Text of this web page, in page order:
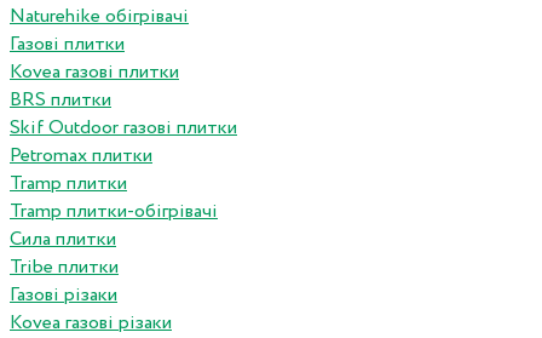
Naturehike обігрівачі
Газові плитки
Kovea газові плитки
BRS плитки
Skif Outdoor газові плитки
Petromax плитки
Tramp плитки
Tramp плитки-обігрівачі
Сила плитки
Tribe плитки
Газові різаки
Kovea газові різаки